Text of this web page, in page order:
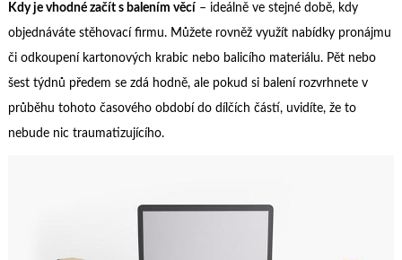
Kdy je vhodné začít s balením věcí – ideálně ve stejné době, kdy
objednáváte stěhovací firmu. Můžete rovněž využít nabídky pronájmu
či odkoupení kartonových krabic nebo balicího materiálu. Pět nebo
šest týdnů předem se zdá hodně, ale pokud si balení rozvrhnete v
průběhu tohoto časového období do dílčích částí, uvidíte, že to
nebude nic traumatizujícího.